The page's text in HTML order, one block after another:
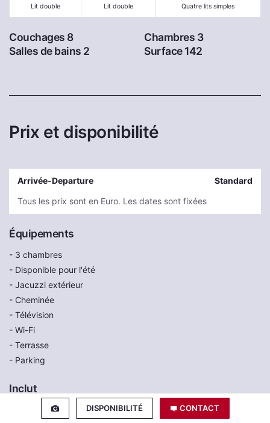
DISPONIBILITÉ CONTACT
Lit double
Lit double
Quatre lits simples
Couchages 8
Chambres 3
Salles de bains 2
Surface 142
Prix et disponibilité
Arrivée-Departure
Standard
Tous les prix sont en Euro. Les dates sont fixées
Équipements
- 3 chambres
- Disponible pour l'été
- Jacuzzi extérieur
- Cheminée
- Télévision
- Wi-Fi
- Terrasse
- Parking
Inclut
- Concierge